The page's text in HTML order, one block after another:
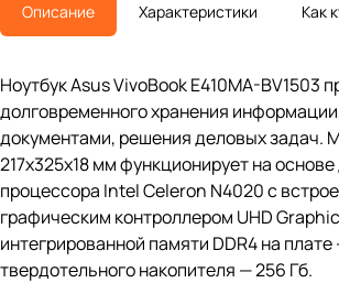
Описание Характеристики Как
Ноутбук Asus VivoBook E410MA-BV1503
долговременного хранения
документами, решения деловых задач.
217х325х18 мм функционирует на
процессора Intel Celeron N4020 с
графическим контроллером UHD
интегрированной памяти DDR4 на плате
твердотельного накопителя — 256 Гб.